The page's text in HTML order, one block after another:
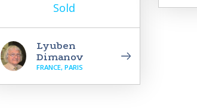
Sold
Lyuben
Dimanov
FRANCE, PARIS